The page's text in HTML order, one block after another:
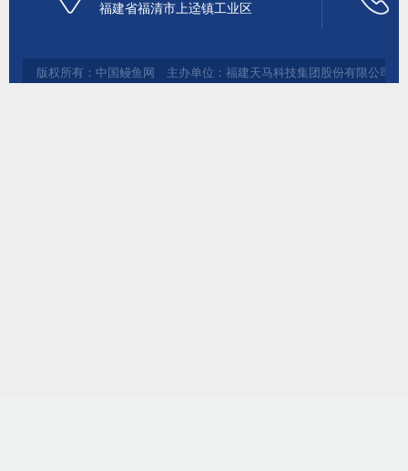
福建省福清市上迳镇工业区
版权所有：中国鳗鱼网 主办单位：福建天马科技集团股份有限公司